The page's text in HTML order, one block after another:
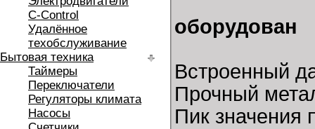
C-Control
Удалённое
техобслуживание
Бытовая техника
Таймеры
Переключатели
Регуляторы климата
Насосы
оборудован
Встроенный
Прочный
Пик значения